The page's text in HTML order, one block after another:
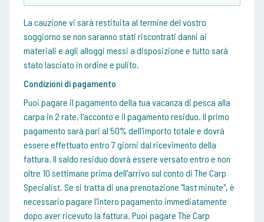
La cauzione vi sarà restituita al termine del vostro
soggiorno se non saranno stati riscontrati danni ai
materiali e agli alloggi messi a disposizione e tutto sarà
stato lasciato in ordine e pulito.
Condizioni di pagamento
Puoi pagare il pagamento della tua vacanza di pesca alla
carpa in 2 rate, l'acconto e il pagamento residuo. Il primo
pagamento sarà pari al 50% dell'importo totale e dovrà
essere effettuato entro 7 giorni dal ricevimento della
fattura. Il saldo residuo dovrà essere versato entro e non
oltre 10 settimane prima dell'arrivo sul conto di The Carp
Specialist. Se si tratta di una prenotazione "last minute", è
necessario pagare l'intero pagamento immediatamente
dopo aver ricevuto la fattura. Puoi pagare The Carp